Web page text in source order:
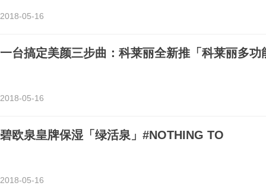
2018-05-16
一台搞定美颜三步曲：科莱丽全新推「科莱丽多功
2018-05-16
碧欧泉皇牌保湿「绿活泉」#NOTHING TO
2018-05-16